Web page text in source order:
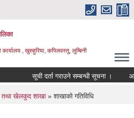
कार्यालय , खुरुहुरिया, कपिलवस्तु, लुम्बिनी
सूची दर्ता गराउने सम्बन्धी सूचना ।
तथा खेलकुद शाखा» शाखाको गतिविधि